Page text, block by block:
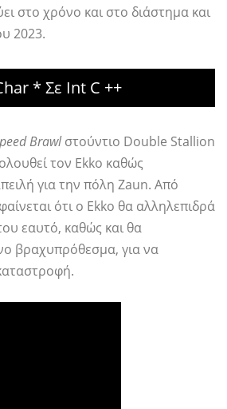
στο χρόνο και στο διάστημα και
2023.
* Σε Int C ++
​​Brawlστούντιο Double Stallion
τον Ekko καθώς
για την πόλη Zaun. Από
ότι ο Ekko θα αλληλεπιδρά
εαυτό, καθώς και θα
βραχυπρόθεσμα, για να